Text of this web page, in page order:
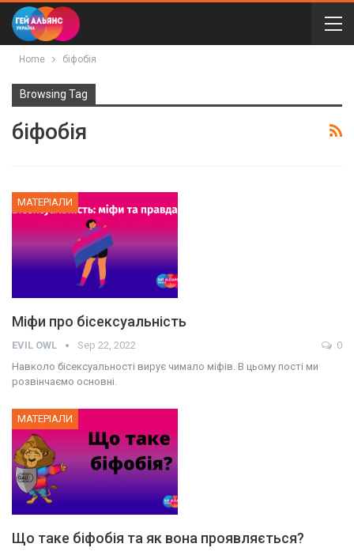
Home біфобія
Browsing Tag
біфобія
МАТЕРІАЛИ
Міфи про бісексуальність
EVIL OWL Sep 22, 2022
0
Навколо бісексуальності вирує чимало міфів. В цьому пості ми
розвінчаємо основні.
МАТЕРІАЛИ
Що таке біфобія та як вона проявляється?